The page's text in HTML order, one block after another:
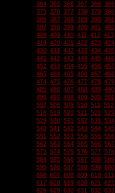
364 365 366 367 368 369
375 376 377 378 379 380
386 387 388 389 390 391
397 398 399 400 401 402
408 409 410 411 412 413
419 420 421 422 423 424
430 431 432 433 434 435
441 442 443 444 445 446
452 453 454 455 456 457
463 464 465 466 467 468
474 475 476 477 478 479
485 486 487 488 489 490
496 497 498 499 500 501
507 508 509 510 511 512
518 519 520 521 522 523
529 530 531 532 533 534
540 541 542 543 544 545
551 552 553 554 555 556
562 563 564 565 566 567
573 574 575 576 577 578
584 585 586 587 588 589
595 596 597 598 599 600
606 607 608 609 610 611
617 618 619 620 621 622
628 629 630 631 632 633